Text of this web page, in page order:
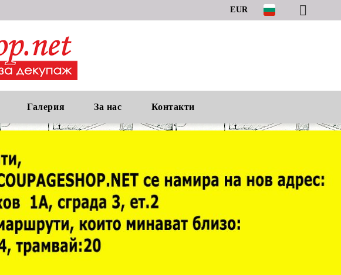
EUR
Галерия За нас Контакти